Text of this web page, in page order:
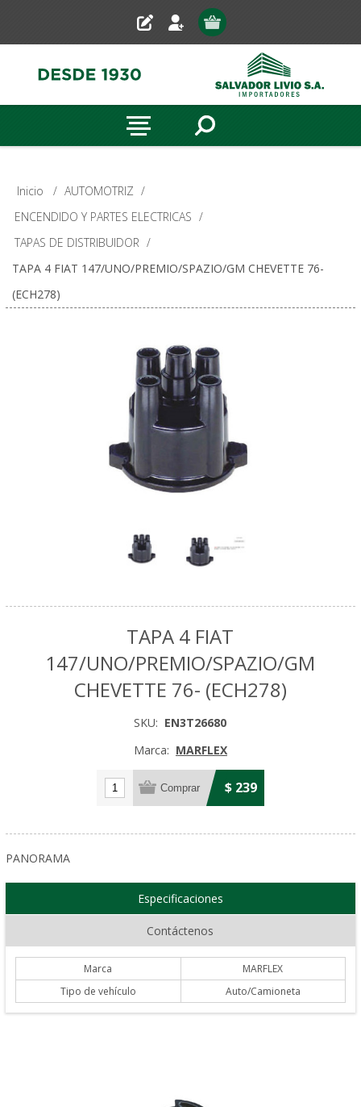
Inicio / AUTOMOTRIZ /
ENCENDIDO Y PARTES ELECTRICAS /
TAPAS DE DISTRIBUIDOR /
TAPA 4 FIAT 147/UNO/PREMIO/SPAZIO/GM CHEVETTE 76-
(ECH278)
TAPA 4 FIAT
147/UNO/PREMIO/SPAZIO/GM
CHEVETTE 76- (ECH278)
SKU: EN3T26680
Marca: MARFLEX
$ 239
PANORAMA
Especificaciones
Contáctenos
Marca
MARFLEX
Tipo de vehículo
Auto/Camioneta